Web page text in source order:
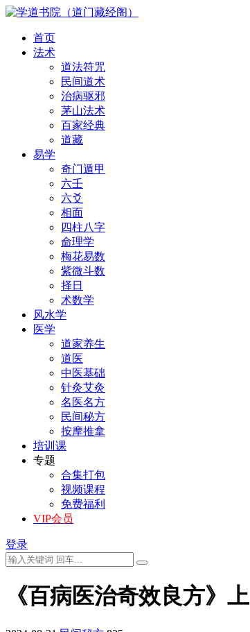
首页
法术
道法符咒
民间道术
治病驱邪
茅山法术
百家经典
道藏
易学
奇门遁甲
六壬
六爻
相面
四柱八字
命理学
梅花易数
紫微斗数
择日
术数学
风水学
医学
道家养生
道医
中医基础
针灸艾灸
名医名方
民间秘方
按摩推拿
培训课
专题
合集打包
视频课程
免费福利
VIP会员
登录
《百病医治奇效良方》上